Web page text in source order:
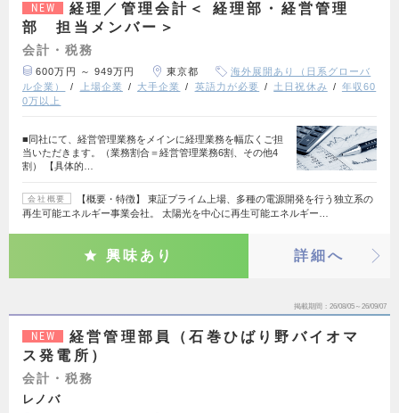
NEW
経理／管理会計＜ 経理部・経営管理
部 担当メンバー＞
会計・税務
600万円 ～ 949万円 東京都
海外展開あり（日系グローバ
ル企業）
上場企業 大手企業 英語力が必要 土日祝休み
年収60
0万以上
■同社にて、経営管理業務をメインに経理業務を幅広くご担
当いただきます。（業務割合＝経営管理業務6割、その他4
割） 【具体的…
会社概要
【概要・特徴】 東証プライム上場、多種の電源開発を行う独立系の
再生可能エネルギー事業会社。 太陽光を中心に再生可能エネルギー…
興味あり 詳細へ
掲載期間 26/08/05～26/09/07
NEW
経営管理部員（石巻ひばり野バイオマ
ス発電所）
会計・税務
レノバ